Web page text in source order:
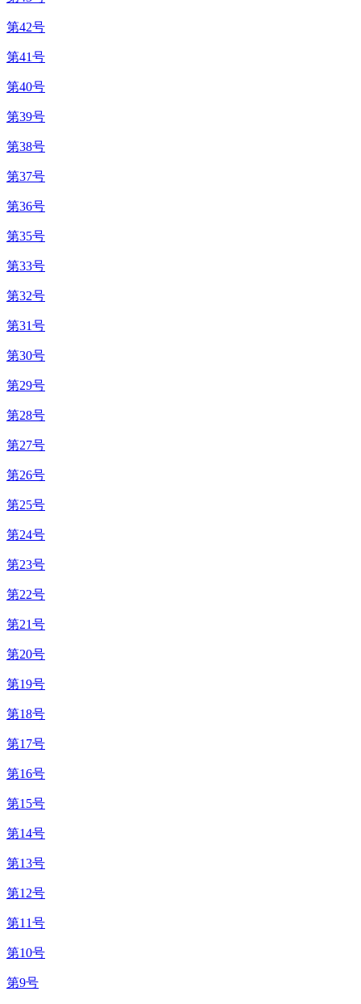
第42号
第41号
第40号
第39号
第38号
第37号
第36号
第35号
第33号
第32号
第31号
第30号
第29号
第28号
第27号
第26号
第25号
第24号
第23号
第22号
第21号
第20号
第19号
第18号
第17号
第16号
第15号
第14号
第13号
第12号
第11号
第10号
第9号